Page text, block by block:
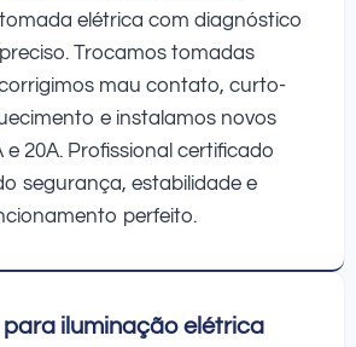
elétrica com diagnóstico
Trocamos tomadas
mau contato, curto-
e instalamos novos
e 20A. Profissional certificado
segurança, estabilidade e
perfeito.
para iluminação elétrica